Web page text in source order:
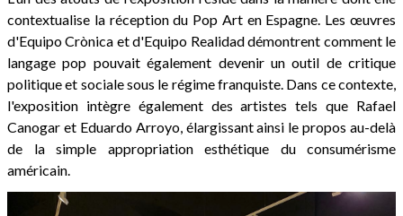
contextualise la réception du Pop Art en Espagne. Les œuvres
d'Equipo Crònica et d'Equipo Realidad démontrent comment le
langage pop pouvait également devenir un outil de critique
politique et sociale sous le régime franquiste. Dans ce contexte,
l'exposition intègre également des artistes tels que Rafael
Canogar et Eduardo Arroyo, élargissant ainsi le propos au-delà
de la simple appropriation esthétique du consumérisme
américain.